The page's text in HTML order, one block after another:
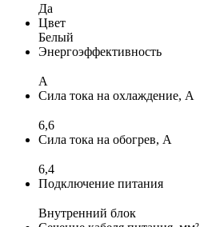
Да
Цвет
Белый
Энергоэффективность
A
Сила тока на охлаждение, А
6,6
Сила тока на обогрев, А
6,4
Подключение питания
Внутренний блок